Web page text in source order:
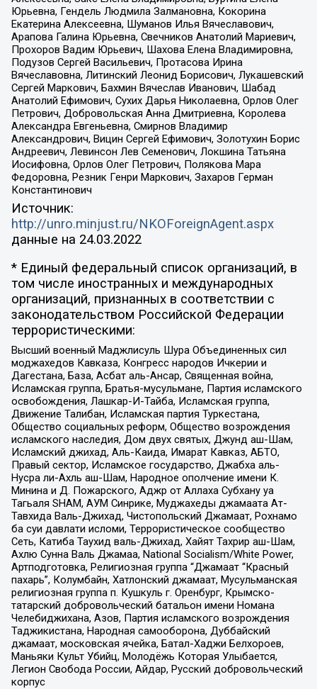
Юрьевна, Гендель Людмила Залмановна, Кокорина
Екатерина Алексеевна, Шуманов Илья Вячеславович,
Арапова Галина Юрьевна, Свечников Анатолий Мариевич,
Прохоров Вадим Юрьевич, Шахова Елена Владимировна,
Подузов Сергей Васильевич, Протасова Ирина
Вячеславовна, Литинский Леонид Борисович, Лукашевский
Сергей Маркович, Бахмин Вячеслав Иванович, Шабад
Анатолий Ефимович, Сухих Дарья Николаевна, Орлов Олег
Петрович, Добровольская Анна Дмитриевна, Королева
Александра Евгеньевна, Смирнов Владимир
Александрович, Вицин Сергей Ефимович, Золотухин Борис
Андреевич, Левинсон Лев Семенович, Локшина Татьяна
Иосифовна, Орлов Олег Петрович, Полякова Мара
Федоровна, Резник Генри Маркович, Захаров Герман
Константинович
Источник:
http://unro.minjust.ru/NKOForeignAgent.aspx
данные на 24.03.2022
* Единый федеральный список организаций, в
том числе иностранных и международных
организаций, признанных в соответствии с
законодательством Российской Федерации
террористическими:
Высший военный Маджлисуль Шура Объединенных сил
моджахедов Кавказа, Конгресс народов Ичкерии и
Дагестана, База, Асбат аль-Ансар, Священная война,
Исламская группа, Братья-мусульмане, Партия исламского
освобождения, Лашкар-И-Тайба, Исламская группа,
Движение Талибан, Исламская партия Туркестана,
Общество социальных реформ, Общество возрождения
исламского наследия, Дом двух святых, Джунд аш-Шам,
Исламский джихад, Аль-Каида, Имарат Кавказ, АБТО,
Правый сектор, Исламское государство, Джабха аль-
Нусра ли-Ахль аш-Шам, Народное ополчение имени К.
Минина и Д. Пожарского, Аджр от Аллаха Субхану уа
Тагьаля SHAM, АУМ Синрике, Муджахеды джамаата Ат-
Тавхида Валь-Джихад, Чистопольский Джамаат, Рохнамо
ба суи давлати исломи, Террористическое сообщество
Сеть, Катиба Таухид валь-Джихад, Хайят Тахрир аш-Шам,
Ахлю Сунна Валь Джамаа, National Socialism/White Power,
Артподготовка, Религиозная группа “Джамаат “Красный
пахарь”, Колумбайн, Хатлонский джамаат, Мусульманская
религиозная группа п. Кушкуль г. Оренбург, Крымско-
татарский добровольческий батальон имени Номана
Челебиджихана, Азов, Партия исламского возрождения
Таджикистана, Народная самооборона, Дуббайский
джамаат, московская ячейка, Батал-Хаджи Белхороев,
Маньяки Культ Убийц, Молодёжь Которая Улыбается,
Легион Свобода России, Айдар, Русский добровольческий
корпус